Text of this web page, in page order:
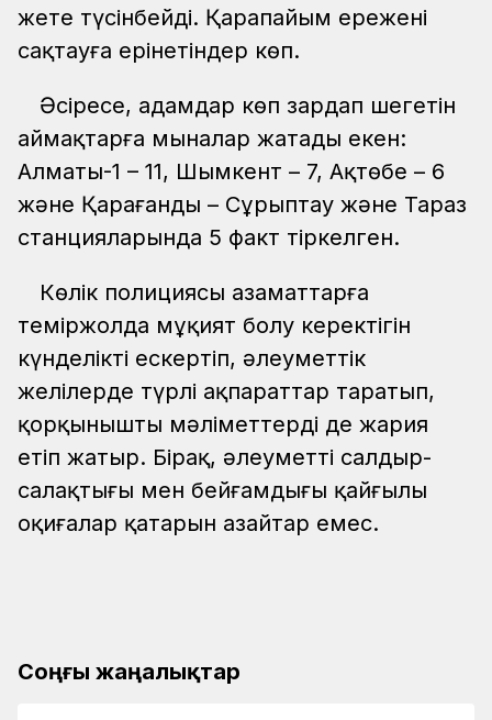
жете түсінбейді. Қарапайым ережені
сақтауға ерінетіндер көп.
Әсіресе, адамдар көп зардап шегетін
аймақтарға мыналар жатады екен:
Алматы-1 – 11, Шымкент – 7, Ақтөбе – 6
және Қарағанды – Сұрыптау және Тараз
станцияларында 5 факт тіркелген.
Көлік полициясы азаматтарға
теміржолда мұқият болу керектігін
күнделікті ескертіп, әлеуметтік
желілерде түрлі ақпараттар таратып,
қорқынышты мәліметтерді де жария
етіп жатыр. Бірақ, әлеуметтің салдыр-
салақтығы мен бейғамдығы қайғылы
оқиғалар қатарын азайтар емес.
Соңғы жаңалықтар